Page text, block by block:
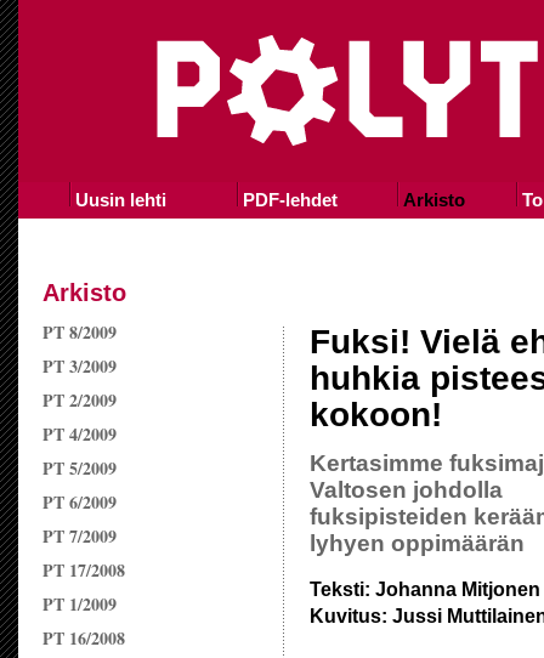
Uusin lehti PDF-lehdet Arkisto
Arkisto
PT 8/2009
PT 3/2009
PT 2/2009
PT 4/2009
PT 5/2009
PT 6/2009
PT 7/2009
PT 17/2008
PT 1/2009
PT 16/2008
Fuksi! Vielä
huhkia
kokoon!
Kertasimme
Valtosen johdolla
fuksipisteiden
lyhyen oppimäärän
Teksti: Johanna Mitjonen
Kuvitus: Jussi